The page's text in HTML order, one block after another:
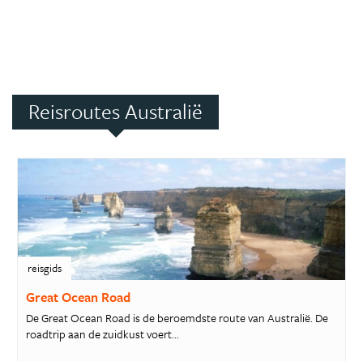
Reisroutes Australië
reisgids
Great Ocean Road
De Great Ocean Road is de beroemdste route van Australië. De
roadtrip aan de zuidkust voert...